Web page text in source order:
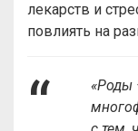
лекарств и
повлиять на
«Роды